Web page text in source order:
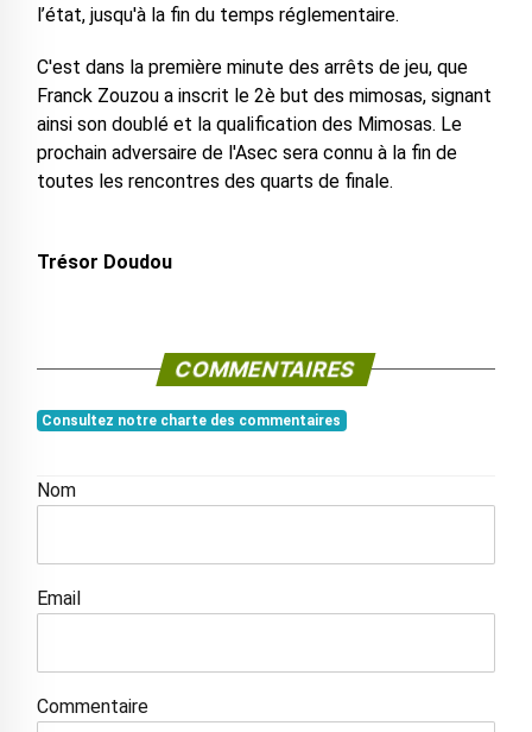
l’état, jusqu'à la fin du temps réglementaire.
C'est dans la première minute des arrêts de jeu, que
Franck Zouzou a inscrit le 2è but des mimosas, signant
ainsi son doublé et la qualification des Mimosas. Le
prochain adversaire de l'Asec sera connu à la fin de
toutes les rencontres des quarts de finale.
Trésor Doudou
COMMENTAIRES
Consultez notre charte des commentaires
Nom
Email
Commentaire